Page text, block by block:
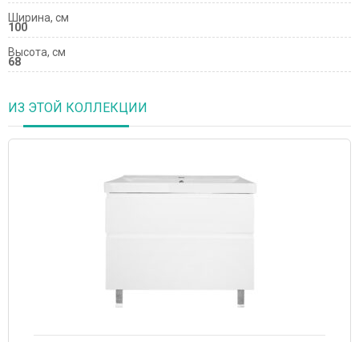
Ширина, см
100
Высота, см
68
ИЗ ЭТОЙ КОЛЛЕКЦИИ